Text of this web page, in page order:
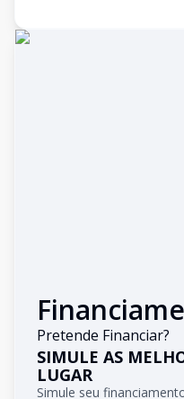
Pretende Financiar?
SIMULE AS
LUGAR
Simule seu